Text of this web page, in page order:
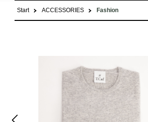
Start ACCESSORIES Fashion